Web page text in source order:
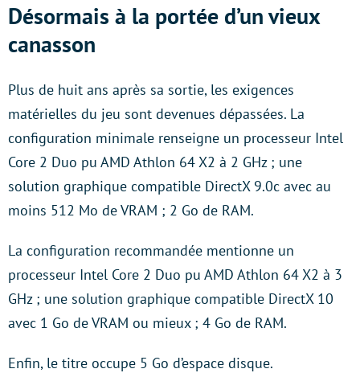
Désormais à la portée d’un vieux
canasson
Plus de huit ans après sa sortie, les exigences
matérielles du jeu sont devenues dépassées. La
configuration minimale renseigne un processeur Intel
Core 2 Duo pu AMD Athlon 64 X2 à 2 GHz ; une
solution graphique compatible DirectX 9.0c avec au
moins 512 Mo de VRAM ; 2 Go de RAM.
La configuration recommandée mentionne un
processeur Intel Core 2 Duo pu AMD Athlon 64 X2 à 3
GHz ; une solution graphique compatible DirectX 10
avec 1 Go de VRAM ou mieux ; 4 Go de RAM.
Enfin, le titre occupe 5 Go d’espace disque.